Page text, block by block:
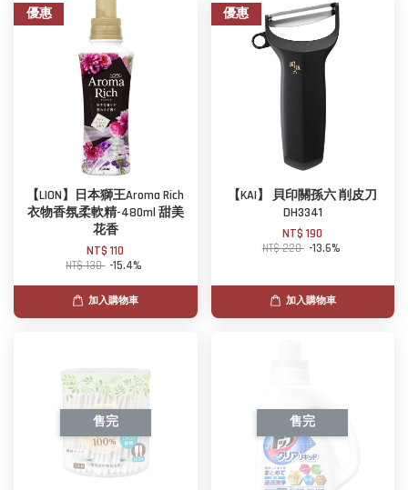
優惠
【LION】日本獅王Aroma Rich
衣物香氛柔軟精-480ml 甜美
花香
NT$ 110
NT$ 130 -15.4%
加入購物車
優惠
【KAI】 貝印關孫六 削皮刀
DH3341
NT$ 190
NT$ 220 -13.6%
加入購物車
售完 售完